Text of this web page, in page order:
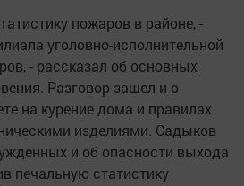
пожаров в районе, -
уголовно-исполнительной
- рассказал об основных
Разговор зашел и о
на курение дома и правилах
изделиями. Садыков
и об опасности выхода
печальную статистику